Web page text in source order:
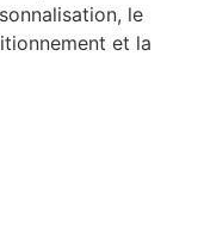
le
et la